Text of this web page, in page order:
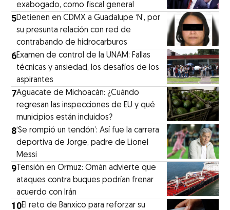
exabogado, como fiscal general
5Detienen en CDMX a Guadalupe ‘N’, por
su presunta relación con red de
contrabando de hidrocarburos
6Examen de control de la UNAM: Fallas
técnicas y ansiedad, los desafíos de los
aspirantes
7Aguacate de Michoacán: ¿Cuándo
regresan las inspecciones de EU y qué
municipios están incluidos?
8‘Se rompió un tendón’: Así fue la carrera
deportiva de Jorge, padre de Lionel
Messi
9 Tensión en Ormuz: Omán advierte que
ataques contra buques podrían frenar
acuerdo con Irán
10El reto de Banxico para reforzar su